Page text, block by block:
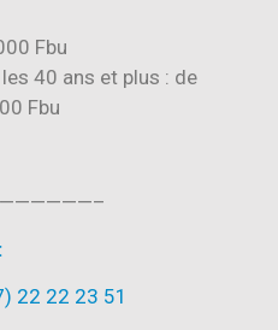
Fbu
40 ans et plus : de
Fbu
22 22 23 51